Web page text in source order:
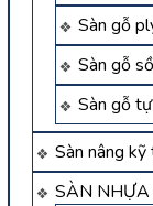
Sàn gỗ
Sàn gỗ
Sàn gỗ
Sàn nâng
SÀN